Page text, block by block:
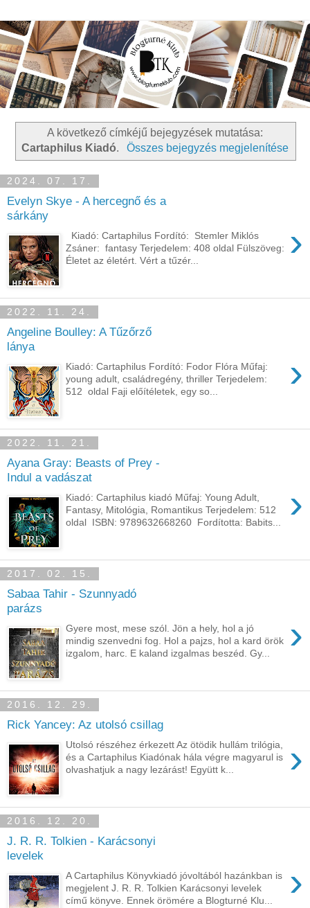
A következő címkéjű bejegyzések mutatása:
Cartaphilus Kiadó. Összes bejegyzés megjelenítése
2024. 07. 17.
Evelyn Skye - A ​hercegnő és a
sárkány
›
Kiadó: Cartaphilus Fordító: Stemler Miklós
Zsáner: fantasy Terjedelem: 408 oldal Fülszöveg:
Életet ​az életért. Vért a tűzér...
2022. 11. 24.
Angeline Boulley: A Tűzőrző
lánya
›
Kiadó: Cartaphilus Fordító: Fodor Flóra Műfaj:
young adult, családregény, thriller Terjedelem:
512 oldal Faji előítéletek, egy so...
2022. 11. 21.
Ayana Gray: Beasts of Prey -
Indul a vadászat
›
Kiadó: Cartaphilus kiadó Műfaj: Young Adult,
Fantasy, Mitológia, Romantikus Terjedelem: 512
oldal ISBN: 9789632668260 Fordította: Babits...
2017. 02. 15.
Sabaa Tahir - Szunnyadó
parázs
›
Gyere most, mese szól. Jön a hely, hol a jó
mindig szenvedni fog. Hol a pajzs, hol a kard örök
izgalom, harc. E kaland izgalmas beszéd. Gy...
2016. 12. 29.
Rick Yancey: Az ​utolsó csillag
›
Utolsó részéhez érkezett Az ötödik hullám trilógia,
és a Cartaphilus Kiadónak hála végre magyarul is
olvashatjuk a nagy lezárást! Együtt k...
2016. 12. 20.
J. R. R. Tolkien - Karácsonyi
levelek
›
A Cartaphilus Könyvkiadó jóvoltából hazánkban is
megjelent J. R. R. Tolkien Karácsonyi levelek
című könyve. Ennek örömére a Blogturné Klu...